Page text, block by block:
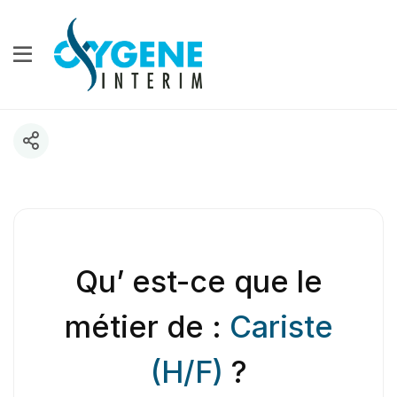
Qu’ est-ce que le
métier de : Cariste
(H/F) ?